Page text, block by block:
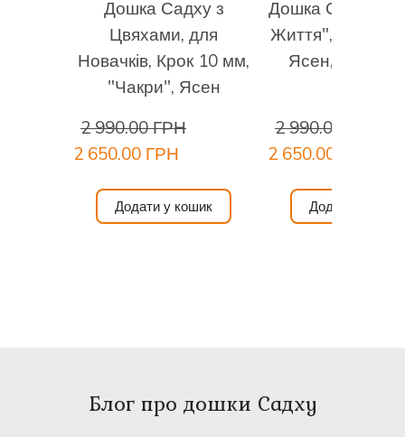
забажається.
Закінчення практики:З видихом зійдіть з дошок
Садху використовуючи підтримку або без неї.
Відчуйте свої стопи на поверхні підлоги. Відчуйте
своє тіло. Подякуйте йому та Всесвіту за цю практику,
Спостерігайте зміни. Насолоджуйтесь.
Дошка Садху з
Цвяхами, для
Новачків, Крок 10 мм,
"Чакри", Ясен
2 990.00 ГРН
2 650.00 ГРН
Додати у кошик
Дошка Садху
Життя",
Ясен, Крок
2 990.00 ГРН
2 650.00 ГРН
Додати у
Блог про дошки Садху